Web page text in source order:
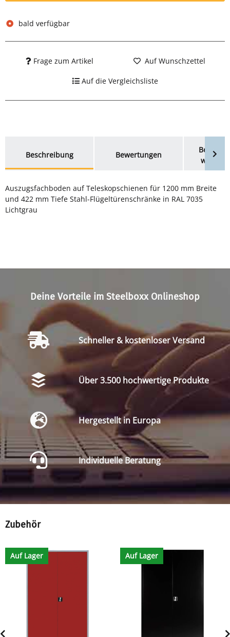
bald verfügbar
Frage zum Artikel Auf Wunschzettel
Auf die Vergleichsliste
Beschreibung
Bewertungen
wenn
Auszugsfachboden auf Teleskopschienen für 1200 mm Breite
und 422 mm Tiefe Stahl-Flügeltürenschränke in RAL 7035
Lichtgrau
Deine Vorteile im Steelboxx Onlineshop
Schneller & kostenloser Versand
Über 3.500 hochwertige Produkte
Hergestellt in Europa
Individuelle Beratung
Zubehör
Auf Lager Auf Lager